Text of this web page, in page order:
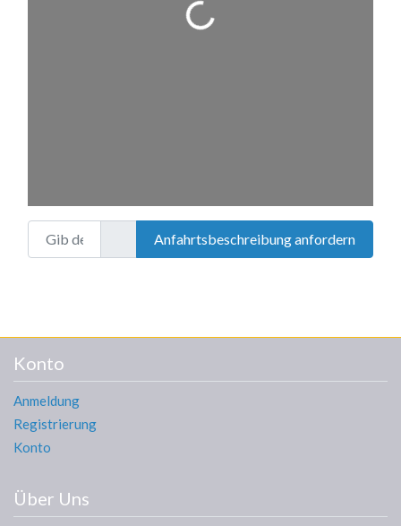
Wird geladen …
Gib deinen Standort ein.Anfahrtsbeschreibung anfordern
Konto
Anmeldung
Registrierung
Konto
Über Uns